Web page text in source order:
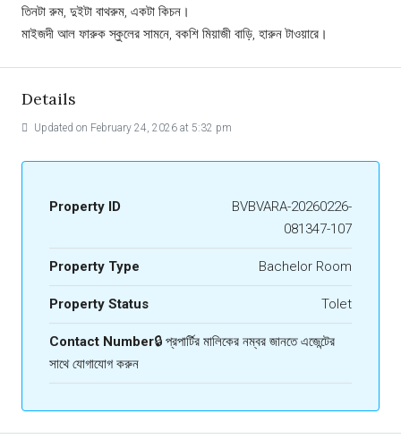
তিনটা রুম, দুইটা বাথরুম, একটা কিচন।
মাইজদী আল ফারুক স্কুলের সামনে, বকশি মিয়াজী বাড়ি, হারুন টাওয়ারে।
Details
Updated on February 24, 2026 at 5:32 pm
Property ID
BVBVARA-20260226-
081347-107
Property Type Bachelor Room
Property Status Tolet
Contact Number🔒 প্রপার্টির মালিকের নম্বর জানতে এজেন্টের
সাথে যোগাযোগ করুন